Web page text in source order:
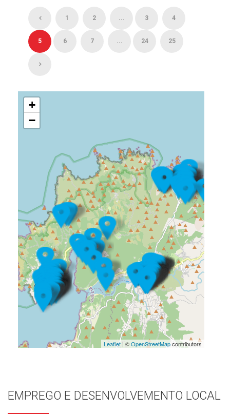
1 2 ... 3 4
5 6 7 ... 24 25
+
−
Leaflet| ©OpenStreetMapcontributors
EMPREGO E DESENVOLVEMENTO LOCAL